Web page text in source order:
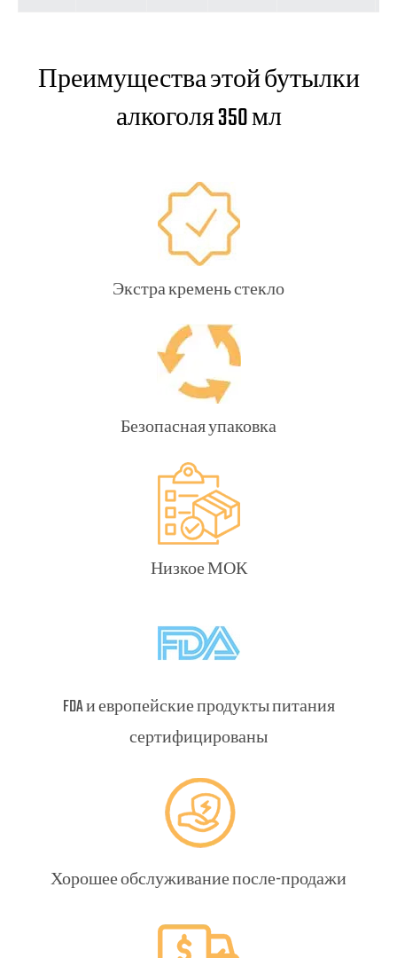
Преимущества этой бутылки
алкоголя 350 мл
Экстра кремень стекло
Безопасная упаковка
Низкое МОК
FDA и европейские продукты питания
сертифицированы
Хорошее обслуживание после-продажи